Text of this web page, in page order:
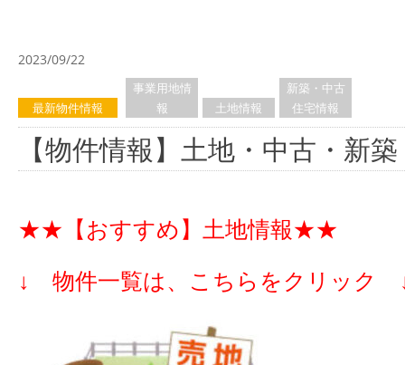
2023/09/22
最新物件情報
事業用地情
報
土地情報
新築・中古
住宅情報
【物件情報】土地・中古・新
★★【おすすめ】土地情報★★
↓ 物件一覧は、こちらをクリック